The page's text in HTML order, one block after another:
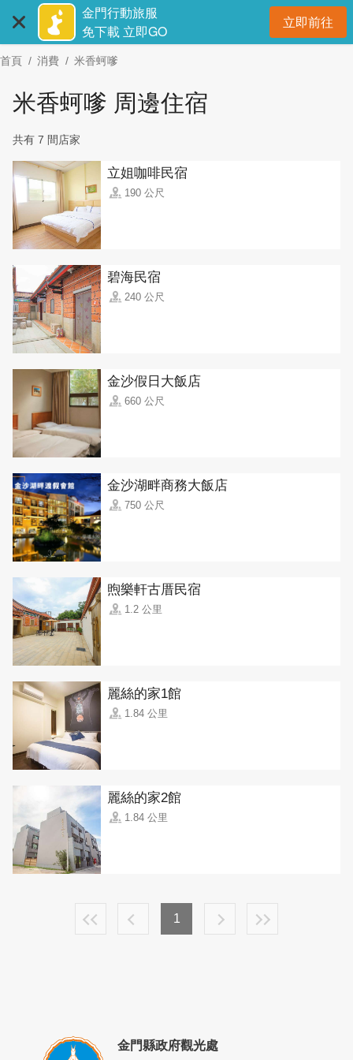
主
要
金門行動旅服
免下載 立即GO
立即前往開
首頁 消費 米香蚵嗲
米香蚵嗲 周邊住宿
共有 7 間店家
立姐咖啡民宿
190 公尺
碧海民宿
240 公尺
金沙假日大飯店
660 公尺
金沙湖畔商務大飯店
750 公尺
煦樂軒古厝民宿
1.2 公里
麗絲的家1館
1.84 公里
麗絲的家2館
1.84 公里
1
金門縣政府觀光處